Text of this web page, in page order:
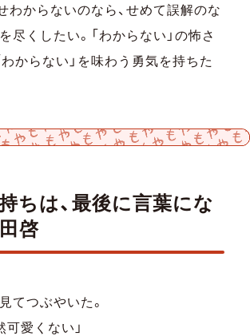
わからないのなら、せめて誤解のな
尽くしたい。「わからない」の怖さ
わからない」を味わう勇気を持ちた
ちは、最後に⾔葉にな
啓
てつぶやいた。
可愛くない」